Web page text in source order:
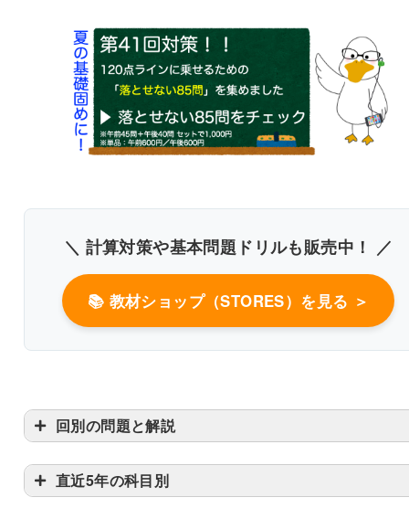
書き込みしやすいレイアウト
改行過去問を見る
＼ 計算対策や基本問題ドリルも販売中！ ／
📚 教材ショップ（STORES）を見る ＞
回別の問題と解説
直近5年の科目別